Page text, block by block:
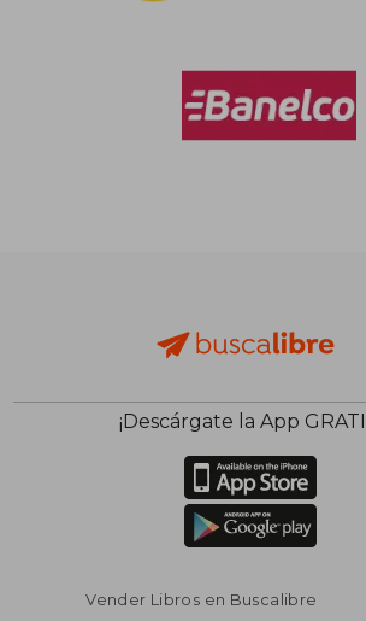
¡Descárgate la App
Vender Libros en Buscalibre